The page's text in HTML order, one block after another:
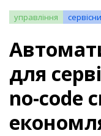
управління
для
no-code